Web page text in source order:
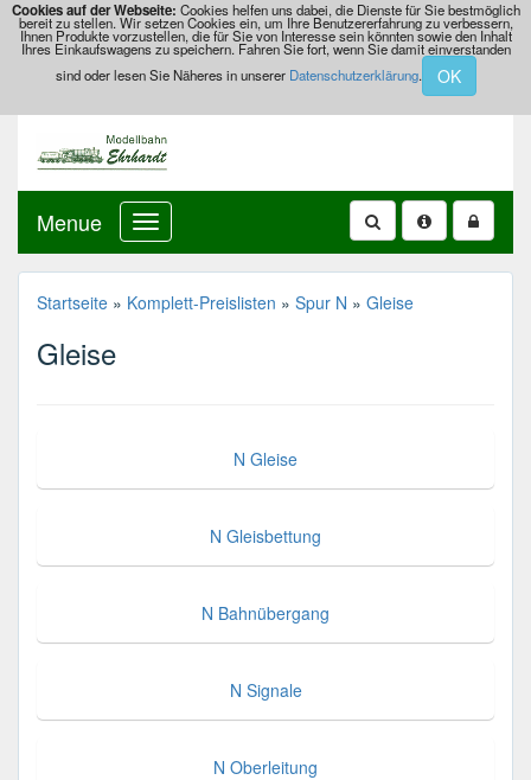
Cookies auf der Webseite: Cookies helfen uns dabei, die Dienste für Sie bestmöglich
bereit zu stellen. Wir setzen Cookies ein, um Ihre Benutzererfahrung zu verbessern,
Ihnen Produkte vorzustellen, die für Sie von Interesse sein könnten sowie den Inhalt
Ihres Einkaufswagens zu speichern. Fahren Sie fort, wenn Sie damit einverstanden
sind oder lesen Sie Näheres in unserer Datenschutzerklärung. OK
Menue
Startseite » Komplett-Preislisten » Spur N » Gleise
Gleise
N Gleise
N Gleisbettung
N Bahnübergang
N Signale
N Oberleitung